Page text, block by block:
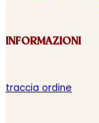
INFORMAZIONI
traccia ordine